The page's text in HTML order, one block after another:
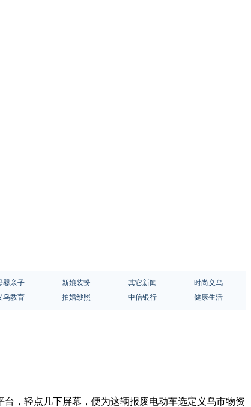
婴亲子 新娘装扮 其它新闻
时尚义乌
乌教育 拍婚纱照 中信银行 健康生活
，轻点几下屏幕，便为这辆报废电动车选定义乌市物资